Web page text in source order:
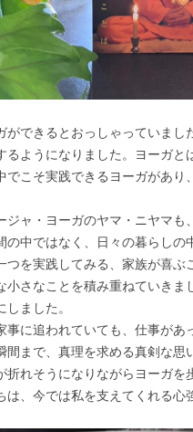
ができるとおっしゃっていま
るようになりました。ヨーガと
でこそ実践できるヨーガがあ
ジャ・ヨーガのヤマ・ニヤマ
の中ではなく、日々の暮らしの
つを実践してみる、家族が喜
さなことを積み重ねていきま
ました。
事に追われていても、仕事が
間まで、真理を求める真剣な思
折れそうになりながらヨーガ
、今では私を支えてくれる心